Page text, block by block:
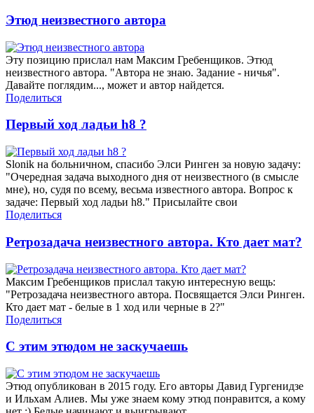
Этюд неизвестного автора
Эту позицию прислал нам Максим Гребенщиков. Этюд
неизвестного автора. "Автора не знаю. Задание - ничья".
Давайте поглядим..., может и автор найдется.
Поделиться
Первый ход ладьи h8 ?
Slonik на больничном, спасибо Элси Ринген за новую задачу:
"Очередная задача выходного дня от неизвестного (в смысле
мне), но, судя по всему, весьма известного автора. Вопрос к
задаче: Первый ход ладьи h8." Присылайте свои
Поделиться
Ретрозадача неизвестного автора. Кто дает мат?
Максим Гребенщиков прислал такую интересную вещь:
"Ретрозадача неизвестного автора. Посвящается Элси Ринген.
Кто дает мат - белые в 1 ход или черные в 2?"
Поделиться
С этим этюдом не заскучаешь
Этюд опубликован в 2015 году. Его авторы Давид Гургенидзе
и Ильхам Алиев. Мы уже знаем кому этюд понравится, а кому